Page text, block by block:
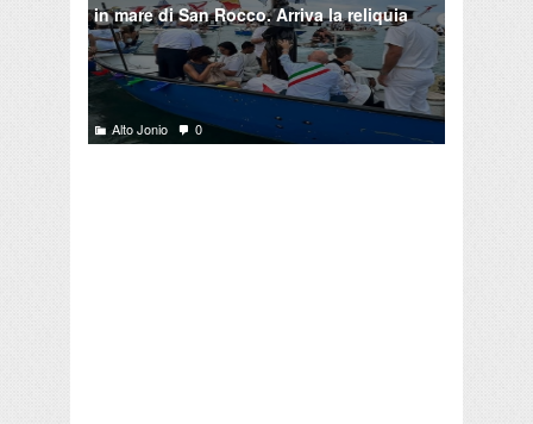
in mare di San Rocco. Arriva la reliquia
Alto Jonio 0